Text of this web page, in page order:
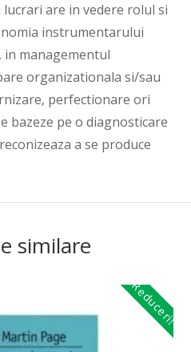
are in vedere rolul si
instrumentarului
in managementul
organizationala si/sau
perfectionare ori
bazeze pe o diagnosticare
a se produce
similare
Reduceri!